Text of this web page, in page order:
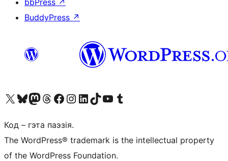
bbPress ↗
BuddyPress ↗
Наведайце наш акаўнт у X (былы Twitter)
Visit our Bluesky account
Visit our Mastodon account
Visit our Threads account
Наведаеце нашу старонку на Facebook
Наведайце наш Instagram
Наведайце нашу старонку ў LinkedIn
Visit our TikTok account
Наведайце наш YouTube каналVisit our Tumblr account
Код – гэта паэзія.
The WordPress® trademark is the intellectual property
of the WordPress Foundation.